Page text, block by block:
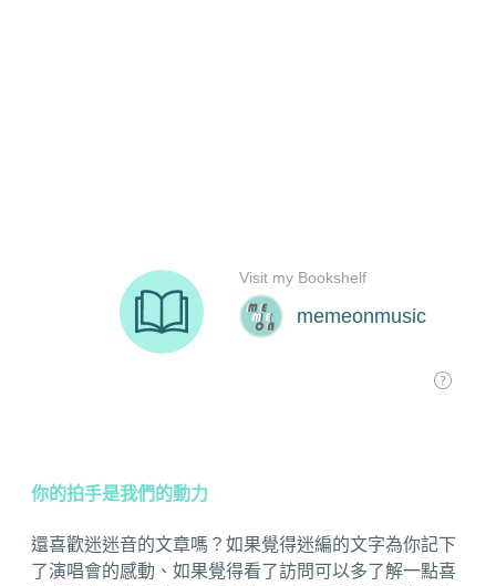
你的拍手是我們的動力
還喜歡迷迷音的文章嗎？如果覺得迷編的文字為你記下
了演唱會的感動、如果覺得看了訪問可以多了解一點喜